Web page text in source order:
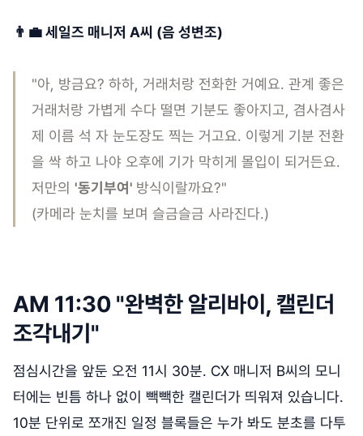
👨‍💼 세일즈 매니저 A씨 (음 성변조)
"아, 방금요? 하하, 거래처랑 전화한 거예요. 관계 좋은
거래처랑 가볍게 수다 떨면 기분도 좋아지고, 겸사겸사
제 이름 석 자 눈도장도 찍는 거고요. 이렇게 기분 전환
을 싹 하고 나야 오후에 기가 막히게 몰입이 되거든요.
저만의 '동기부여' 방식이랄까요?"
(카메라 눈치를 보며 슬금슬금 사라진다.)
AM 11:30 "완벽한 알리바이, 캘린더
조각내기"
점심시간을 앞둔 오전 11시 30분. CX 매니저 B씨의 모니
터에는 빈틈 하나 없이 빽빽한 캘린더가 띄워져 있습니다.
10분 단위로 쪼개진 일정 블록들은 누가 봐도 분초를 다투